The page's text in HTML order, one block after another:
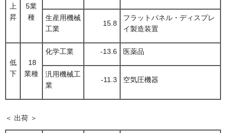
上
昇
5業
種
生産用機械
工業
15.8
フラットパネル・ディスプレ
イ製造装置
低
下
18
業種
化学工業 -13.6 医薬品
汎用機械工
業
-11.3 空気圧機器
＜ 出荷 ＞